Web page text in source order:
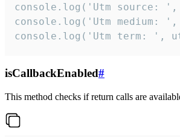
console.log('Utm source: ',
console.log('Utm medium: ',
console.log('Utm term: ',
isCallbackEnabled#
This method checks if return calls are